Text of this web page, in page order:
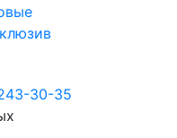
30-35